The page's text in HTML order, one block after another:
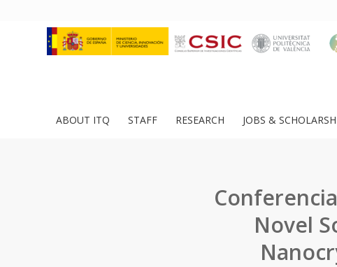
ABOUT ITQ STAFF RESEARCH JOBS &
Novel